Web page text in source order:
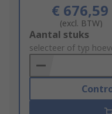
€ 676,59
(excl. BTW)
Add
to
Basket
Aantal stuks
selecteer of typ